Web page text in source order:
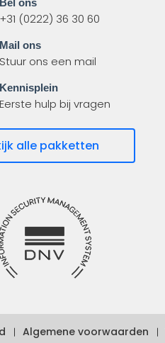
Bel ons
+31 (0222) 36 30 60
Mail ons
Stuur ons een mail
Kennisplein
Eerste hulp bij vragen
alle pakketten
Algemene voorwaarden